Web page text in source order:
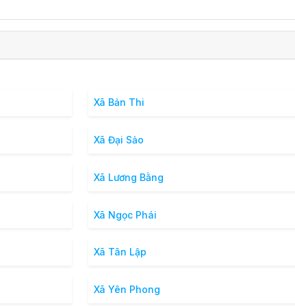
Xã Bản Thi
Xã Đại Sảo
Xã Lương Bằng
Xã Ngọc Phái
Xã Tân Lập
Xã Yên Phong